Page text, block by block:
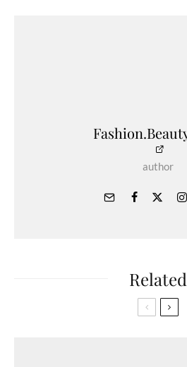
author
Related